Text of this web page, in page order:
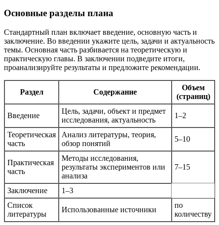
Основные разделы плана
Стандартный план включает введение, основную часть и
заключение. Во введении укажите цель, задачи и актуальность
темы. Основная часть разбивается на теоретическую и
практическую главы. В заключении подведите итоги,
проанализируйте результаты и предложите рекомендации.
Раздел Содержание
Объем
(страниц)
Введение
Цель, задачи, объект и предмет
исследования, актуальность
1–2
Теоретическая
часть
Анализ литературы, теория,
обзор понятий
5–10
Практическая
часть
Методы исследования,
результаты экспериментов или
анализа
7–15
Заключение
1–3
Список
литературы
Использованные источники
по
количеству